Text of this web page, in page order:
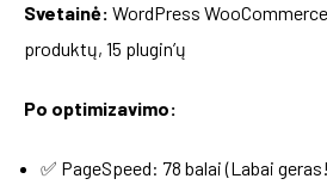
Svetainė: WordPress
produktų, 15 plugin’ų
Po optimizavimo:
✅ PageSpeed: 78 balai (Labai